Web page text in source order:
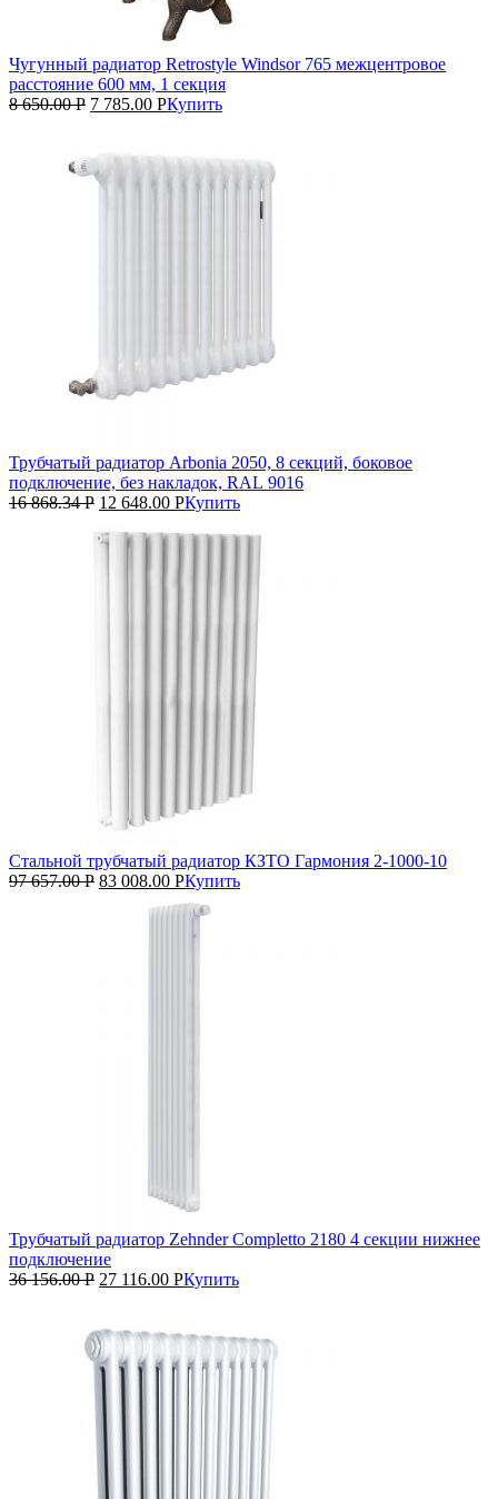
Чугунный радиатор Retrostyle Windsor 765 межцентровое
расстояние 600 мм, 1 секция
8 650.00Р 7 785.00 РКупить
Трубчатый радиатор Arbonia 2050, 8 секций, боковое
подключение, без накладок, RAL 9016
16 868.34Р 12 648.00 РКупить
Стальной трубчатый радиатор КЗТО Гармония 2‑1000‑10
97 657.00Р 83 008.00 РКупить
Трубчатый радиатор Zehnder Completto 2180 4 секции нижнее
подключение
36 156.00Р 27 116.00 РКупить